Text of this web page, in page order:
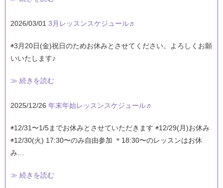
2026/03/01 3月レッスンスケジュール♬
◉3月20日(金)祝日のためお休みとさせてください。よろしくお願
いいたします♪
≫ 続きを読む
2025/12/26 年末年始レッスンスケジュール♬
◉12/31〜1/5までお休みとさせていただきます ◉12/29(月)お休み
◉12/30(火) 17:30〜のみ自由参加 ＊18:30〜のレッスンはお休
み…
≫ 続きを読む